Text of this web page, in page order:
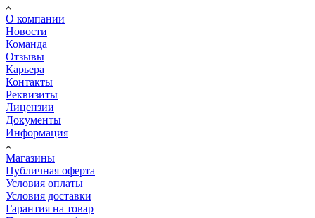
О компании
Новости
Команда
Отзывы
Карьера
Контакты
Реквизиты
Лицензии
Документы
Информация
Магазины
Публичная оферта
Условия оплаты
Условия доставки
Гарантия на товар